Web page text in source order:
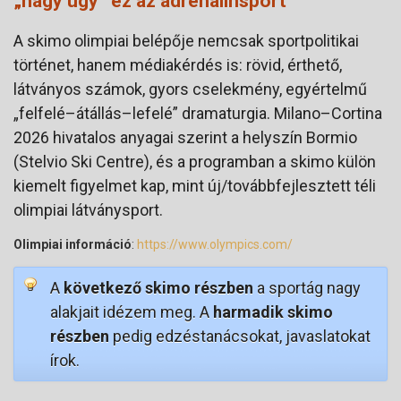
A skimo olimpiai belépője nemcsak sportpolitikai
történet, hanem médiakérdés is: rövid, érthető,
látványos számok, gyors cselekmény, egyértelmű
„felfelé–átállás–lefelé” dramaturgia. Milano–Cortina
2026 hivatalos anyagai szerint a helyszín Bormio
(Stelvio Ski Centre), és a programban a skimo külön
kiemelt figyelmet kap, mint új/továbbfejlesztett téli
olimpiai látványsport.
Olimpiai információ: https://www.olympics.com/
A következő skimo részben a sportág nagy
alakjait idézem meg. A harmadik skimo
részben pedig edzéstanácsokat, javaslatokat
írok.